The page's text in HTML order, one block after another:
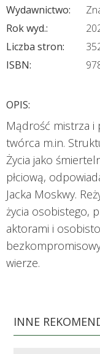
Wydawnictwo:
Rok wyd.:
Liczba stron:
ISBN:
OPIS:
Mądrość mistrza i
twórca m.in.
Życia jako
płciową,
Jacka Moskwy.
życia osobistego,
aktorami i
wierze.
INNE